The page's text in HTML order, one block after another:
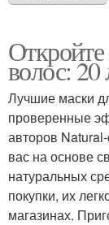
волос:
Лучшие маски
проверенные
авторов
вас на основе
натуральных
покупки, их
магазинах.